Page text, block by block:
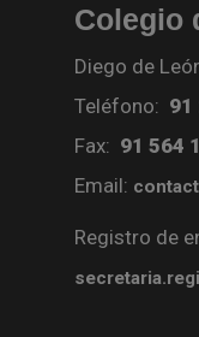
Colegio
Diego de
Teléfono: 91
Fax: 91 564
Email:
Registro de